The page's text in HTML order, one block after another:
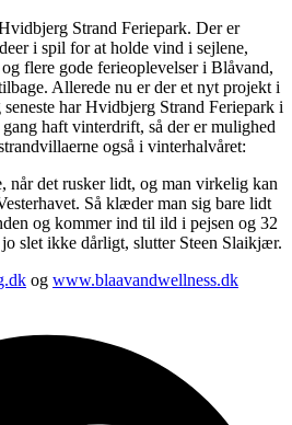
Strand Feriepark. Der er
i spil for at holde vind i sejlene,
flere gode ferieoplevelser i Blåvand,
Allerede nu er der et nyt projekt i
har Hvidbjerg Strand Feriepark i
haft vinterdrift, så der er mulighed
også i vinterhalvåret:
når det rusker lidt, og man virkelig kan
Så klæder man sig bare lidt
og kommer ind til ild i pejsen og 32
slet ikke dårligt, slutter Steen Slaikjær.
og www.blaavandwellness.dk